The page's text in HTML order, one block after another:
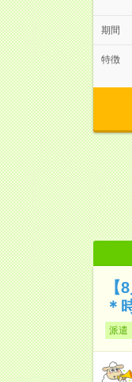
期間
特徴
【
＊
派遣